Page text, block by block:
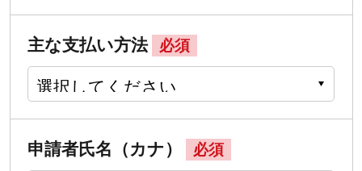
主な支払い方法 必須
申請者氏名（カナ） 必須